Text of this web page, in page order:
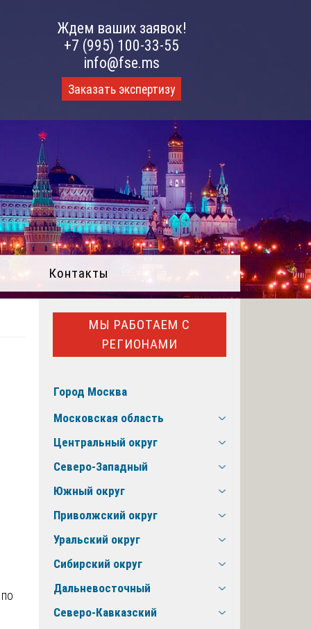
Ждем ваших заявок!
+7 (995) 100-33-55
info@fse.ms
Заказать экспертизу
Контакты
МЫ РАБОТАЕМ С
РЕГИОНАМИ
Город Москва
Московская область
Центральный округ
Северо-Западный
Южный округ
Приволжский округ
Уральский округ
Сибирский округ
Дальневосточный
Северо-Кавказский